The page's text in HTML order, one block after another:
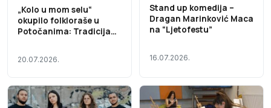
„Kolo u mom selu“
okupilo folkloraše u
Potočanima: Tradicija
TV K3
20.07.2026.
Stand up komedija –
Dragan Marinković Maca
na “Ljetofestu”
16.07.2026.